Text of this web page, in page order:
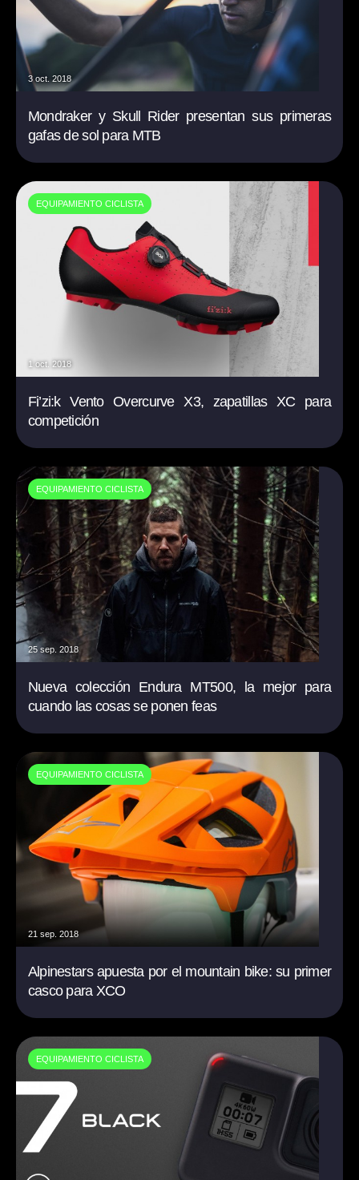
3 oct. 2018
Mondraker y Skull Rider presentan sus primeras
gafas de sol para MTB
EQUIPAMIENTO CICLISTA
1 oct. 2018
Fi’zi:k Vento Overcurve X3, zapatillas XC para
competición
EQUIPAMIENTO CICLISTA
25 sep. 2018
Nueva colección Endura MT500, la mejor para
cuando las cosas se ponen feas
EQUIPAMIENTO CICLISTA
21 sep. 2018
Alpinestars apuesta por el mountain bike: su primer
casco para XCO
EQUIPAMIENTO CICLISTA